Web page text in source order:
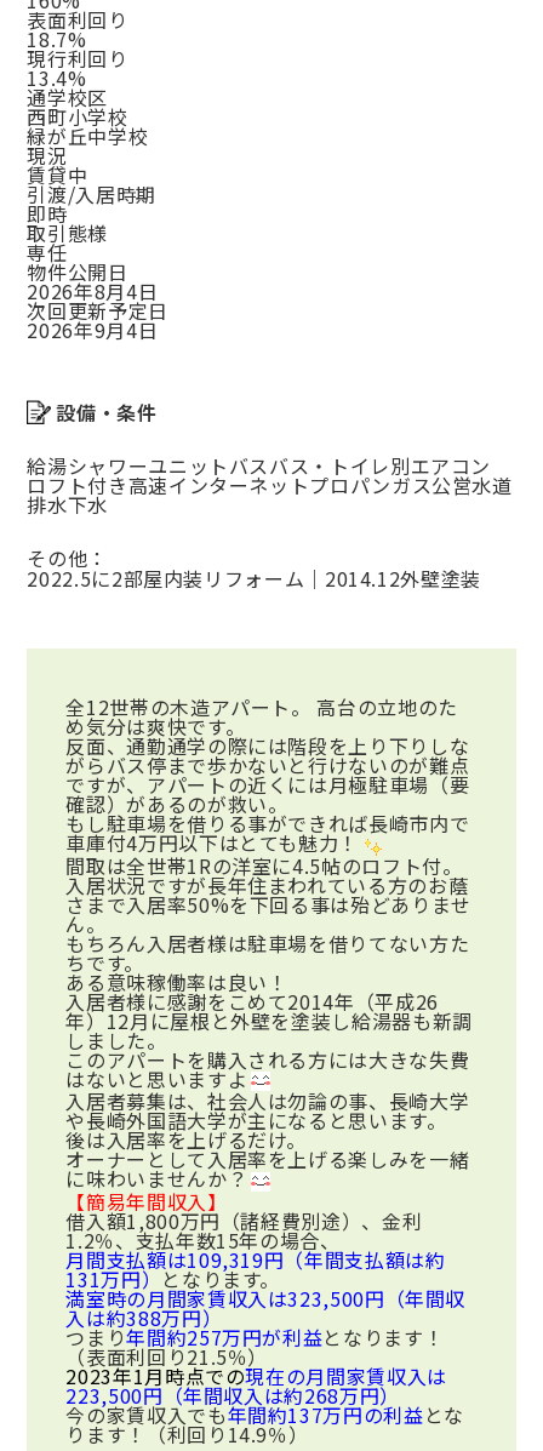
表面利回り
18.7%
現行利回り
13.4%
通学校区
西町小学校
緑が丘中学校
現況
賃貸中
引渡/入居時期
即時
取引態様
専任
物件公開日
2026年8月4日
次回更新予定日
2026年9月4日
設備・条件
給湯シャワーユニットバスバス・トイレ別エアコン
ロフト付き高速インターネットプロパンガス公営水道
排水下水
その他：
2022.5に2部屋内装リフォーム｜2014.12外壁塗装
全12世帯の木造アパート。 高台の立地のた
め気分は爽快です。
反面、通勤通学の際には階段を上り下りしな
がらバス停まで歩かないと行けないのが難点
ですが、アパートの近くには月極駐車場（要
確認）があるのが救い。
もし駐車場を借りる事ができれば長崎市内で
車庫付4万円以下はとても魅力！
間取は全世帯1Rの洋室に4.5帖のロフト付。
入居状況ですが長年住まわれている方のお蔭
さまで入居率50%を下回る事は殆どありませ
ん。
もちろん入居者様は駐車場を借りてない方た
ちです。
ある意味稼働率は良い！
入居者様に感謝をこめて2014年（平成26
年）12月に屋根と外壁を塗装し給湯器も新調
しました。
このアパートを購入される方には大きな失費
はないと思いますよ
入居者募集は、社会人は勿論の事、長崎大学
や長崎外国語大学が主になると思います。
後は入居率を上げるだけ。
オーナーとして入居率を上げる楽しみを一緒
に味わいませんか？
【簡易年間収入】
借入額1,800万円（諸経費別途）、金利
1.2％、支払年数15年の場合、
月間支払額は109,319円（年間支払額は約
131万円）となります。
満室時の月間家賃収入は323,500円（年間収
入は約388万円）
つまり年間約257万円が利益となります！
（表面利回り21.5％）
2023年1月時点での現在の月間家賃収入は
223,500円（年間収入は約268万円）
今の家賃収入でも年間約137万円の利益とな
ります！（利回り14.9％）